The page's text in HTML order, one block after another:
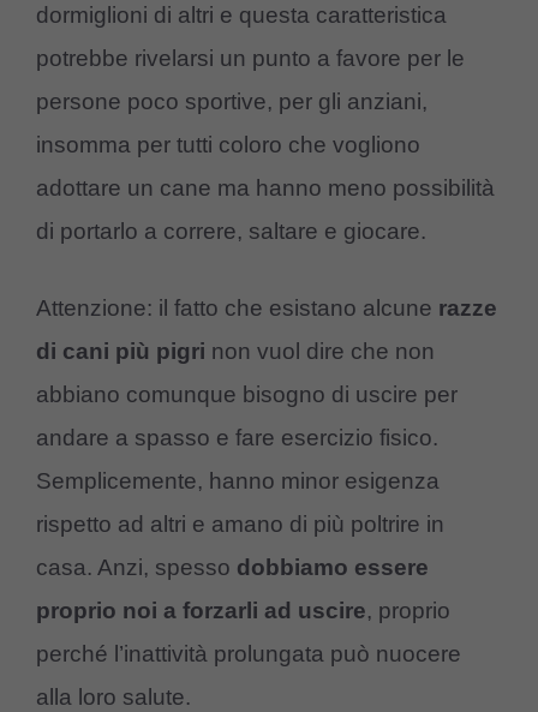
dormiglioni di altri e questa caratteristica
potrebbe rivelarsi un punto a favore per le
persone poco sportive, per gli anziani,
insomma per tutti coloro che vogliono
adottare un cane ma hanno meno possibilità
di portarlo a correre, saltare e giocare.
Attenzione: il fatto che esistano alcune razze
di cani più pigri non vuol dire che non
abbiano comunque bisogno di uscire per
andare a spasso e fare esercizio fisico.
Semplicemente, hanno minor esigenza
rispetto ad altri e amano di più poltrire in
casa. Anzi, spesso dobbiamo essere
proprio noi a forzarli ad uscire, proprio
perché l’inattività prolungata può nuocere
alla loro salute.